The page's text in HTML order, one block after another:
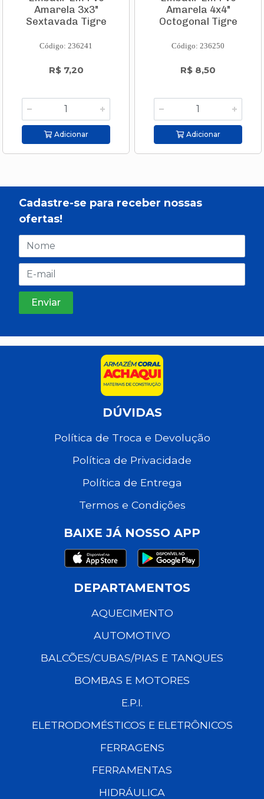
Amarela 3x3"
Sextavada Tigre
Código: 236241
R$ 7,20
Adicionar
Amarela 4x4"
Octogonal Tigre
Código: 236250
R$ 8,50
Adicionar
Cadastre-se para receber nossas
ofertas!
DÚVIDAS
Política de Troca e Devolução
Política de Privacidade
Política de Entrega
Termos e Condições
BAIXE JÁ NOSSO APP
DEPARTAMENTOS
AQUECIMENTO
AUTOMOTIVO
BALCÕES/CUBAS/PIAS E TANQUES
BOMBAS E MOTORES
E.P.I.
ELETRODOMÉSTICOS E ELETRÔNICOS
FERRAGENS
FERRAMENTAS
HIDRÁULICA